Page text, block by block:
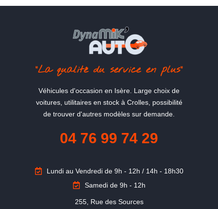
"La qualité du service en plus"
Véhicules d'occasion en Isère. Large choix de
voitures, utilitaires en stock à Crolles, possibilité
de trouver d'autres modèles sur demande.
04 76 99 74 29
Lundi au Vendredi de 9h - 12h / 14h - 18h30
Samedi de 9h - 12h
255, Rue des Sources